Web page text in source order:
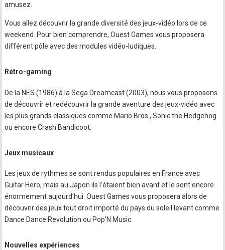
amusez.
Vous allez découvrir la grande diversité des jeux-vidéo lors de ce
weekend. Pour bien comprendre, Ouest Games vous proposera
différent pôle avec des modules vidéo-ludiques.
Rétro-gaming
De la NES (1986) à la Sega Dreamcast (2003), nous vous proposons
de découvrir et redécouvrir la grande aventure des jeux-vidéo avec
les plus grands classiques comme Mario Bros., Sonic the Hedgehog
ou encore Crash Bandicoot.
Jeux musicaux
Les jeux de rythmes se sont rendus populaires en France avec
Guitar Hero, mais au Japon ils l'étaient bien avant et le sont encore
énormement aujourd'hui. Ouest Games vous proposera alors de
découvrir des jeux tout droit importé du pays du soleil levant comme
Dance Dance Revolution ou Pop'N Music.
Nouvelles expériences